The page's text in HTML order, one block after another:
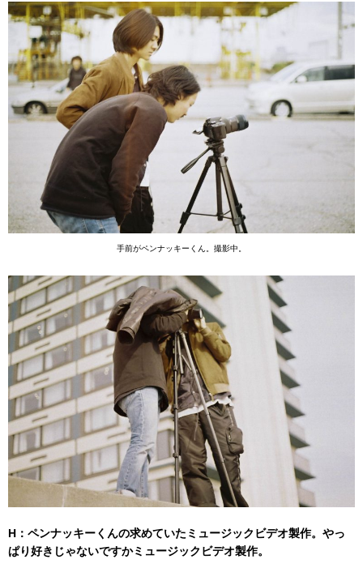
手前がペンナッキーくん。撮影中。
H：ペンナッキーくんの求めていたミュージックビデオ製作。やっ
ぱり好きじゃないですかミュージックビデオ製作。